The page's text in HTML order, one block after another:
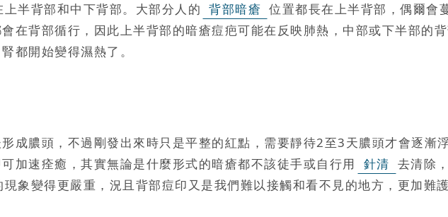
上半背部和中下背部。大部分人的 背部暗瘡 位置都長在上半背部，偶爾會
在背部循行，因此上半背部的暗瘡痘疤可能在反映肺熱，中部或下半部的
都開始變得濕熱了。
成膿頭，不過剛發出來時只是平整的紅點，需要靜待2至3天膿頭才會逐漸
加速痊癒，其實無論是什麼形式的暗瘡都不該徒手或自行用
針清 去清除
象變得更嚴重，況且背部痘印又是我們難以接觸和看不見的地方，更加難